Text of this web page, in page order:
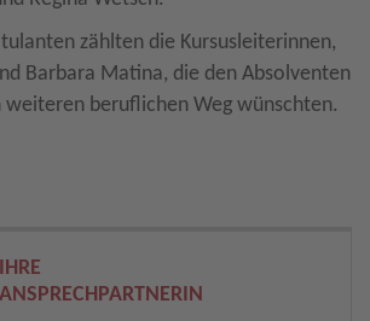
zählten die Kursusleiterinnen,
Barbara Matina, die den Absolventen
weiteren beruflichen Weg wünschten.
IHRE
ANSPRECHPARTNERIN